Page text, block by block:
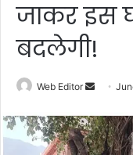
जाकर इस
बदलेगी!
Web Editor
n
d